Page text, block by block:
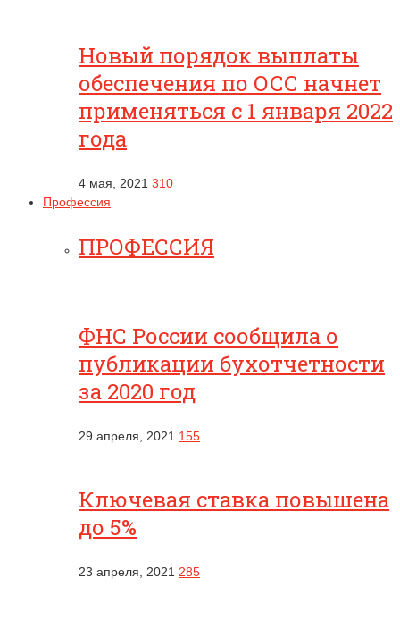
Новый порядок выплаты
обеспечения по ОСС начнет
применяться с 1 января 2022
года
4 мая, 2021 310
Профессия
ПРОФЕССИЯ
ФНС России сообщила о
публикации бухотчетности
за 2020 год
29 апреля, 2021 155
Ключевая ставка повышена
до 5%
23 апреля, 2021 285